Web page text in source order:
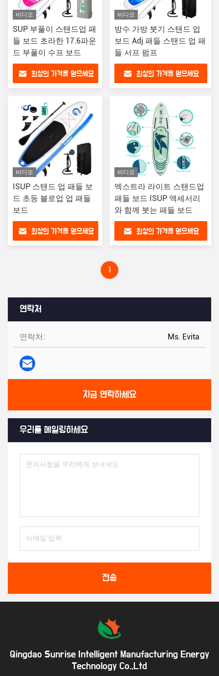
연락처
연락처: Ms. Evita
지금 연락하세요
우리를 메일링하세요
전송
비디오
SUP 부풀이 스탠드업 패
들 보드 초라한 17.6파운
드 부풀이 수프 보드
최상의 가격을 얻으세요
비디오
방수 가방 붓기 스탠드 업
보드 Adj 패들 스탠드 업 패
들 서프 펌프
최상의 가격을 얻으세요
비디오
ISUP 스탠드 업 패들 보
드 초등 블로업 업 패들
보드
최상의 가격을 얻으세요
비디오
엑스트라 라이트 스탠드업
패들 보드 ISUP 액세서리
와 함께 붓는 패들 보드
최상의 가격을 얻으세요
1
Qingdao Sunrise Intelligent Manufacturing Energy
Technology Co.,Ltd